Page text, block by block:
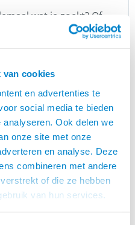
van cookies
en advertenties te
social media te bieden
Ook delen we
onze site met onze
en analyse. Deze
combineren met andere
of die ze hebben
van hun services.
wat je zoekt? Of
jodhpurs,
assortiment? Bekijkhier
wat een grote
populaire producten
Zij hebben een
Denk hierbij aan
jassen, vesten,
Daarnaast heeft dit
en halsters